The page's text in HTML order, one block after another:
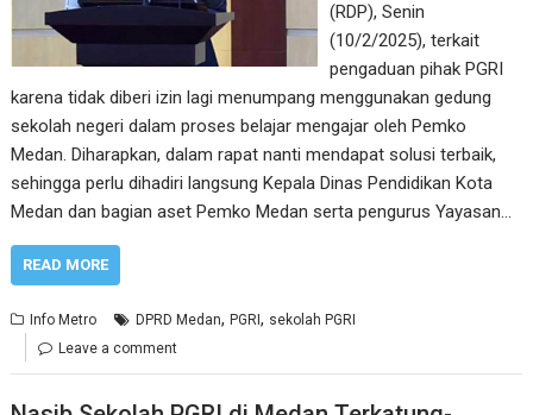
(RDP), Senin
(10/2/2025), terkait
pengaduan pihak PGRI
karena tidak diberi izin lagi menumpang menggunakan gedung
sekolah negeri dalam proses belajar mengajar oleh Pemko
Medan. Diharapkan, dalam rapat nanti mendapat solusi terbaik,
sehingga perlu dihadiri langsung Kepala Dinas Pendidikan Kota
Medan dan bagian aset Pemko Medan serta pengurus Yayasan…
READ MORE
Info Metro DPRD Medan,PGRI, sekolah PGRI
Leave a comment